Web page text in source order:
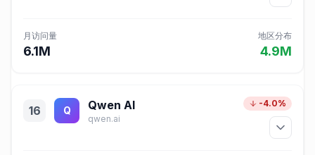
月访问量
6.1M
地区分布
4.9M
16 Q Qwen AI
qwen.ai
-4.0%